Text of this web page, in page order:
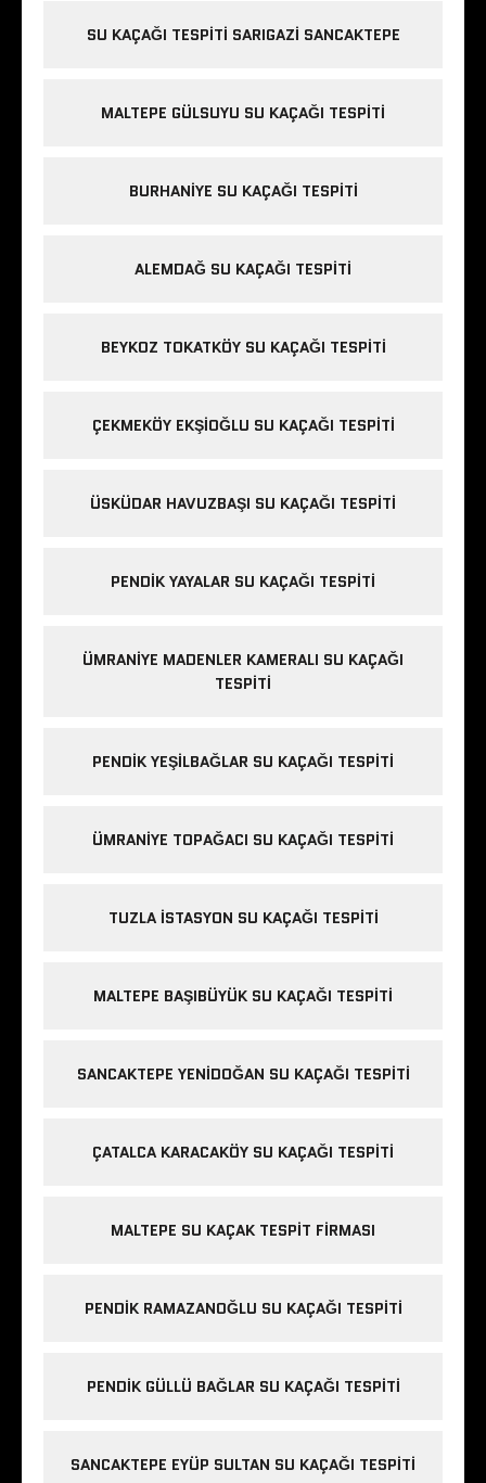
SU KAÇAĞI TESPITI SARIGAZI SANCAKTEPE
MALTEPE GÜLSUYU SU KAÇAĞI TESPITI
BURHANIYE SU KAÇAĞI TESPITI
ALEMDAĞ SU KAÇAĞI TESPITI
BEYKOZ TOKATKÖY SU KAÇAĞI TESPITI
ÇEKMEKÖY EKŞIOĞLU SU KAÇAĞI TESPITI
ÜSKÜDAR HAVUZBAŞI SU KAÇAĞI TESPITI
PENDIK YAYALAR SU KAÇAĞI TESPITI
ÜMRANIYE MADENLER KAMERALI SU KAÇAĞI
TESPITI
PENDIK YEŞILBAĞLAR SU KAÇAĞI TESPITI
ÜMRANIYE TOPAĞACI SU KAÇAĞI TESPITI
TUZLA İSTASYON SU KAÇAĞI TESPITI
MALTEPE BAŞIBÜYÜK SU KAÇAĞI TESPITI
SANCAKTEPE YENIDOĞAN SU KAÇAĞI TESPITI
ÇATALCA KARACAKÖY SU KAÇAĞI TESPITI
MALTEPE SU KAÇAK TESPIT FIRMASI
PENDIK RAMAZANOĞLU SU KAÇAĞI TESPITI
PENDIK GÜLLÜ BAĞLAR SU KAÇAĞI TESPITI
SANCAKTEPE EYÜP SULTAN SU KAÇAĞI TESPITI